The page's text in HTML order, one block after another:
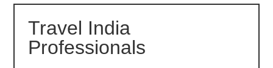
Travel India
Professionals